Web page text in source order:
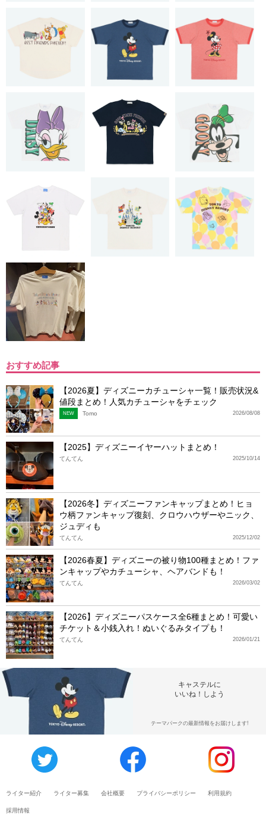
おすすめ記事
【2026夏】ディズニーカチューシャ一覧！販売状況&
値段まとめ！人気カチューシャをチェック
2026/08/08
NEW Tomo
【2025】ディズニーイヤーハットまとめ！
2025/10/14
てんてん
【2026冬】ディズニーファンキャップまとめ！ヒョ
ウ柄ファンキャップ復刻、クロウハウザーやニック、
ジュディも
2025/12/02
てんてん
【2026春夏】ディズニーの被り物100種まとめ！ファ
ンキャップやカチューシャ、ヘアバンドも！
2026/03/02
てんてん
【2026】ディズニーパスケース全6種まとめ！可愛い
チケット＆小銭入れ！ぬいぐるみタイプも！
2026/01/21
てんてん
キャステルに
いいね！しよう
テーマパークの最新情報をお届けします!
ライター紹介 ライター募集 会社概要 プライバシーポリシー 利用規約
採用情報